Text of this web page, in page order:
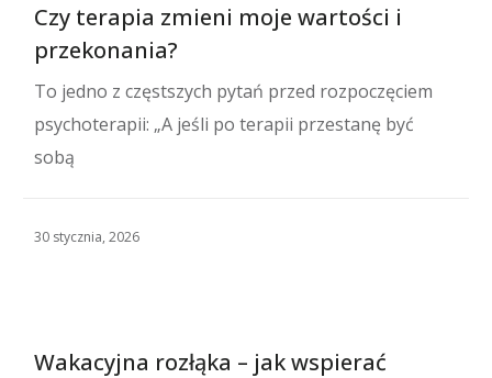
Czy terapia zmieni moje wartości i
przekonania?
To jedno z częstszych pytań przed rozpoczęciem
psychoterapii: „A jeśli po terapii przestanę być
sobą
30 stycznia, 2026
Wakacyjna rozłąka – jak wspierać